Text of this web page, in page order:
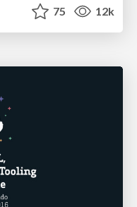
75 12k